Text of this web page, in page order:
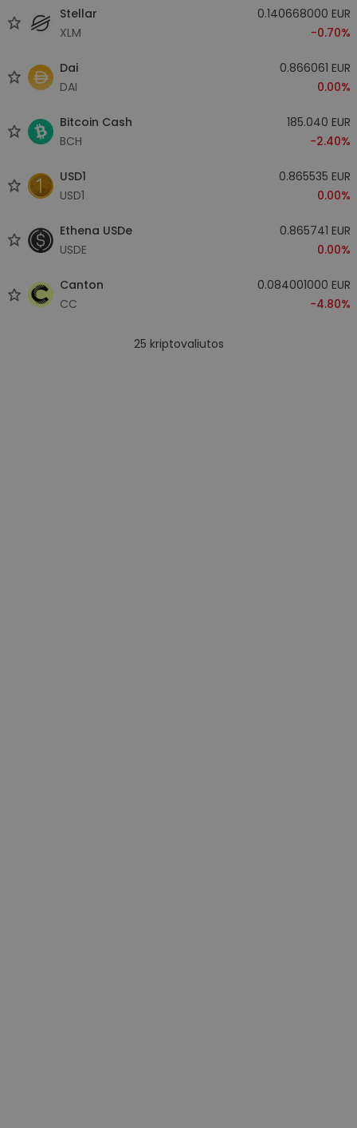
Stellar
XLM
0.140668000 EUR
-0.70%
Dai
DAI
0.866061 EUR
0.00%
Bitcoin Cash
BCH
185.040 EUR
-2.40%
USD1
USD1
0.865535 EUR
0.00%
Ethena USDe
USDE
0.865741 EUR
0.00%
Canton
CC
0.084001000 EUR
-4.80%
25 kriptovaliutos